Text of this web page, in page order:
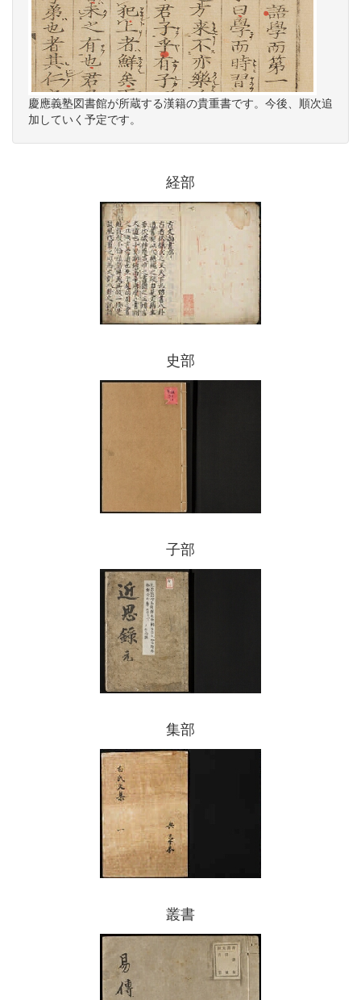
慶應義塾図書館が所蔵する漢籍の貴重書です。今後、順次追
加していく予定です。
経部
史部
子部
集部
叢書